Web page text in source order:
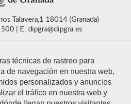
técnicas de rastreo para
de navegación en nuestra web,
personalizados y anuncios
el tráfico en nuestra web y
Talavera,1 18014 (Granada)
E. dipgra@dipgra.es
CONTACTO